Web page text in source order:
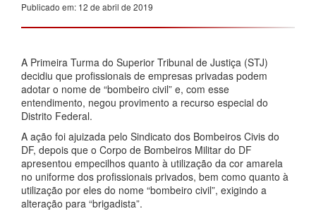
Publicado em: 12 de abril de 2019
A Primeira Turma do Superior Tribunal de Justiça (STJ)
decidiu que profissionais de empresas privadas podem
adotar o nome de “bombeiro civil” e, com esse
entendimento, negou provimento a recurso especial do
Distrito Federal.
A ação foi ajuizada pelo Sindicato dos Bombeiros Civis do
DF, depois que o Corpo de Bombeiros Militar do DF
apresentou empecilhos quanto à utilização da cor amarela
no uniforme dos profissionais privados, bem como quanto à
utilização por eles do nome “bombeiro civil”, exigindo a
alteração para “brigadista”.